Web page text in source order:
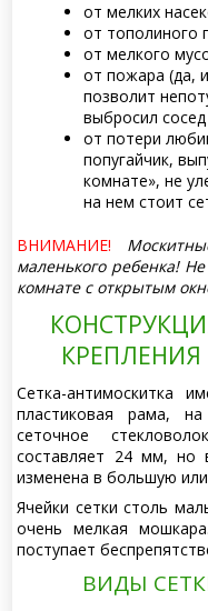
от мелких
от тополиного
от мелкого
от пожара (да,
позволит
выбросил
от потери
попугайчик,
комнате», не
на нем стоит
ВНИМАНИЕ!
маленького ребенка!
комнате с открытым
Сетка-антимоскитка
пластиковая рама,
сеточное
составляет 24 мм, но
изменена в большую
Ячейки сетки столь
очень мелкая
поступает
ВИДЫ